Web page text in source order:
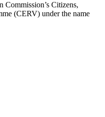
Citizens,
(CERV) under the name